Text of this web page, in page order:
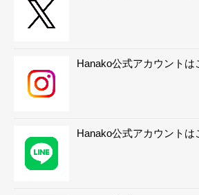
Hanako公式アカウントは
Hanako公式アカウントは